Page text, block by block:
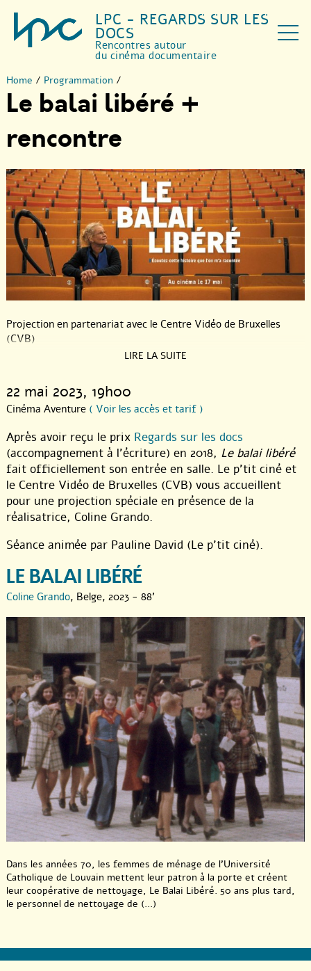
LPC - REGARDS SUR LES
DOCS
Rencontres autour
du cinéma documentaire
Home / Programmation /
Le balai libéré +
rencontre
Projection en partenariat avec le Centre Vidéo de Bruxelles
(CVB)
LIRE LA SUITE
22 mai 2023, 19h00
Cinéma Aventure ( Voir les accès et tarif )
Après avoir reçu le prix Regards sur les docs
(accompagnement à l’écriture) en 2018, Le balai libéré
fait officiellement son entrée en salle. Le p’tit ciné et
le Centre Vidéo de Bruxelles (CVB) vous accueillent
pour une projection spéciale en présence de la
réalisatrice, Coline Grando.
Séance animée par Pauline David (Le p’tit ciné).
LE BALAI LIBÉRÉ
Coline Grando, Belge, 2023 - 88'
Dans les années 70, les femmes de ménage de l’Université
Catholique de Louvain mettent leur patron à la porte et créent
leur coopérative de nettoyage, Le Balai Libéré. 50 ans plus tard,
le personnel de nettoyage de (...)